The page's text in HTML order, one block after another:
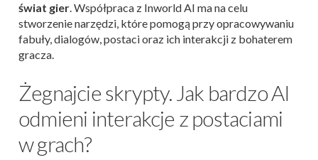
świat gier. Współpraca z Inworld AI ma na celu
stworzenie narzędzi, które pomogą przy opracowywaniu
fabuły, dialogów, postaci oraz ich interakcji z bohaterem
gracza.
Żegnajcie skrypty. Jak bardzo AI
odmieni interakcje z postaciami
w grach?